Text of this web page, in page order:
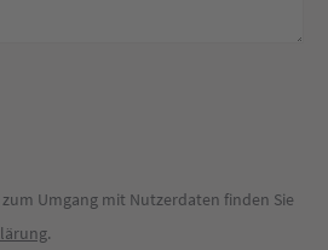
Umgang mit Nutzerdaten finden Sie
.